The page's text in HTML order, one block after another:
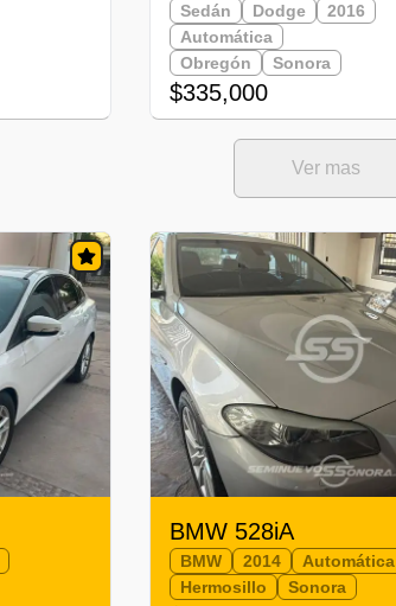
Sedán Dodge
2016
Automática
Obregón
Sonora
$335,000
Ver mas
BMW 528iA
BMW 2014
Automática
Hermosillo
Sonora